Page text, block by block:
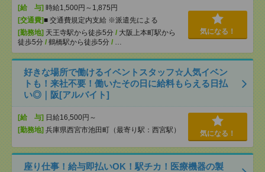
[給 与] 時給1,500円～1,875円
[交通費]■ 交通費規定内支給 ※派遣先による
[勤務地] 天王寺駅から徒歩5分 / 大阪上本町駅から
徒歩5分 / 鶴橋駅から徒歩5分 / …
気になる！
好きな場所で働けるイベントスタッフ☆人気イベン
トも！来社不要！働いたその日に給料もらえる日払
い◎｜阪[アルバイト]
[給 与] 日給16,500円～
[勤務地] 兵庫県西宮市池田町（最寄り駅：西宮駅） 気になる！
座り仕事！給与即払いOK！駅チカ！医療機器の製